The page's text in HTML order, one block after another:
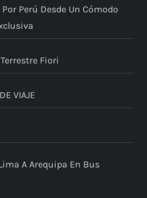
Por Perú Desde Un Cómodo
Fiori
VIAJE
A Arequipa En Bus